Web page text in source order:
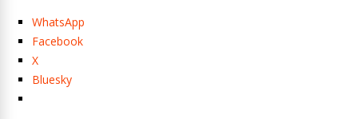
WhatsApp
Facebook
X
Bluesky